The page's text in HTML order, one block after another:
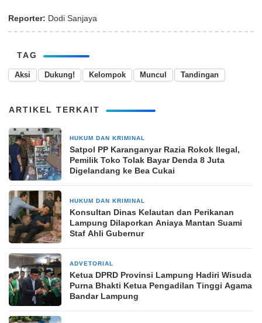
Reporter: Dodi Sanjaya
TAG
Aksi Dukung! Kelompok Muncul Tandingan
ARTIKEL TERKAIT
HUKUM DAN KRIMINAL
Satpol PP Karanganyar Razia Rokok Ilegal,
Pemilik Toko Tolak Bayar Denda 8 Juta
Digelandang ke Bea Cukai
HUKUM DAN KRIMINAL
Konsultan Dinas Kelautan dan Perikanan
Lampung Dilaporkan Aniaya Mantan Suami
Staf Ahli Gubernur
ADVETORIAL
Ketua DPRD Provinsi Lampung Hadiri Wisuda
Purna Bhakti Ketua Pengadilan Tinggi Agama
Bandar Lampung